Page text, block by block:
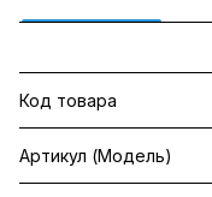
Код товара
Артикул (Модель)